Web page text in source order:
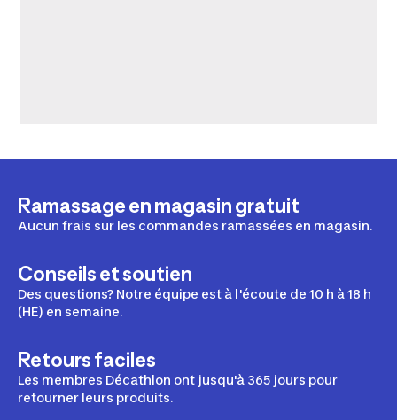
Ramassage en magasin gratuit
Aucun frais sur les commandes ramassées en magasin.
Conseils et soutien
Des questions? Notre équipe est à l'écoute de 10 h à 18 h
(HE) en semaine.
Retours faciles
Les membres Décathlon ont jusqu'à 365 jours pour
retourner leurs produits.